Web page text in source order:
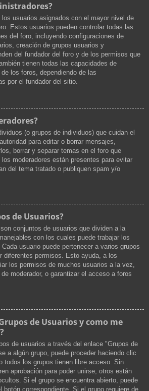
los usuarios asignados con el mayor nivel de
Estos usuarios pueden controlar todas las
del foro, incluyendo configuraciones de
creación de grupos usuarios y
del fundador del foro y de los permisos que
tienen todas las capacidades de
los foros, dependiendo de las
por el fundador del sitio.
(o grupos de individuos) que cuidan el
para editar o borrar mensajes,
borrar y separar temas en el foro que
moderadores están presentes para evitar
del tema tratado o publiquen spam y/o
de Usuarios?
conjuntos de usuarios que dividen a la
con los cuales puede trabajar los
usuario puede pertenecer a varios grupos
diferentes permisos. Esto ayuda, a los
los permisos de muchos usuarios a la vez,
moderador, o garantizar el acceso a foros
de Usuarios y como me
de usuarios a través del enlace "Grupos de
a algún grupo, puede proceder haciendo clic
todos los grupos tienen libre acceso. Sin
aprobación para poder unirse, otros están
Si el grupo se encuentra abierto, puede
botón correspondiente. Si el grupo requiere de